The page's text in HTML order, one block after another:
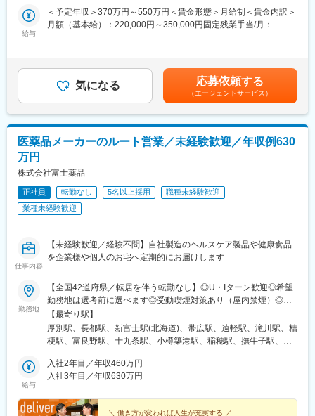
内容としては、ランクに応じて月10万円～30万円＋年間100万円
～300万円の追加報酬を設定しています。
・中途入社1年目20代／年収580万円（未経験者）
・中途入社2年目20代／年収760万円（未経験者）
・中途入社5年目30代／年収1,100万円
■会社概要
・電子カルテ、AI音声認識、訪問歯科支援まで、歯科DXを総合的
・「治療から予防へ」「外来から訪問へ」という業界変革の追い
風を受け、主力製品『AI・音声Hiクラテス』の全国展開を加速し
ています。
ンで、ゆくゆくは新規開拓もお任せいたします。外科製品の販売
においては手術に立ち会うこともあり、実際の臨床現場での製品
【変更の範囲：会社の定める業務】
■入社後の研修について：
導入研修・OJTを通じて仕事を学びます。入社後2～3カ月間は
ごとで開催されており継続的にフォローをする体制も整っている
他、社風としても社員同士で助け合う風土がありますので業界未
■組織構成：
営業は4部門に分かれていますが、今回は脳神経外科製品（電気メ
ス、圧可変式シャントバルブ等）の担当となります。
■同社の魅力
宅ケア、手術室設備、外科系製品、産婦人科製品など、幅広い商
品群を持ちます。
日本における最先端医療機器の輸入商社として国内トップシェア
の製品を持ち、海外グループ会社による世界規模(アメリカ、フラ
ンス、イタリア、スイス等)の事業展開を行なっています。社会貢
献性が高く、安定している医療業界かつ日本の歴史あるグローバ
ル企業という非常に珍しい同社にて力を存分に発揮して頂きたい
【商社、メーカー双方の機能が強み】
海外の優れた医療機器を輸入し販売する商社機能のみならず、自
でいるほか、現場の声を生かしたOEMブランド「tkbシリーズ」も
展開しています。
川駅受動喫煙対策：屋内全面禁煙変更の範囲：会社の定める事業
所
給与
＜予定年収＞370万円～550万円＜賃金形態＞月給制＜賃金内訳＞
月額（基本給）：220,000円～350,000円固定残業手当/月：
経験・スキル考慮の上決定します。賃金はあくまでも目安の金額
であり、選考を通じて上下する可能性があります。月給(月額)は固
定手当を含めた表記です。
気になる 応募依頼する
（エージェントサービス）
医薬品メーカーのルート営業／未経験歓迎／年収例630
万円
株式会社富士薬品
正社員 転勤なし 5名以上採用
職種未経験歓迎
業種未経験歓迎
仕事内容
【未経験歓迎／経験不問】自社製造のヘルスケア製品や健康食品
を企業様や個人のお宅へ定期的にお届けします
勤務地
【全国42道府県／転居を伴う転勤なし】◎U・Iターン歓迎◎希望
勤務地は選考前に選べます◎受動喫煙対策あり（屋内禁煙）◎オ
ンライン面接実施中■北海道・東北北海道／青森／岩手／秋田／山
形／福島■関東茨城／栃木／群馬／神奈川／埼玉／千葉■北陸・甲
信越新潟／富山／石川／福井／長野／山梨■東海静岡／愛知／三重
広島／島根／岡山／山口／徳島／愛媛／香川■九州・沖縄福岡／大
分／宮崎／鹿児島／熊本／長崎／沖縄＜オンライン面接実施中＞
岡県静岡県島田市道悦3-14-2三島営業所：静岡県田方郡函南町肥
田字南中道476中津川営業所：岐阜県中津川市中津川字大西667-1
【最寄り駅】
厚別駅、長都駅、新富士駅(北海道)、帯広駅、遠軽駅、滝川駅、桔
梗駅、富良野駅、十九条駅、小樽築港駅、稲穂駅、撫牛子駅、羽
鹿島神宮駅、大宝駅、土浦駅、後台駅、黒磯駅、上今市駅、渋川
駅、太田駅(群馬県)、大森台駅、青堀駅、南与野駅、武蔵高萩駅、
駅、砺波駅、片原町駅(富山県)、速星駅、春江駅、水落駅、しんざ
給与
入社2年目／年収460万円
入社3年目／年収630万円
＼ 働き方が変われば人生が充実する ／